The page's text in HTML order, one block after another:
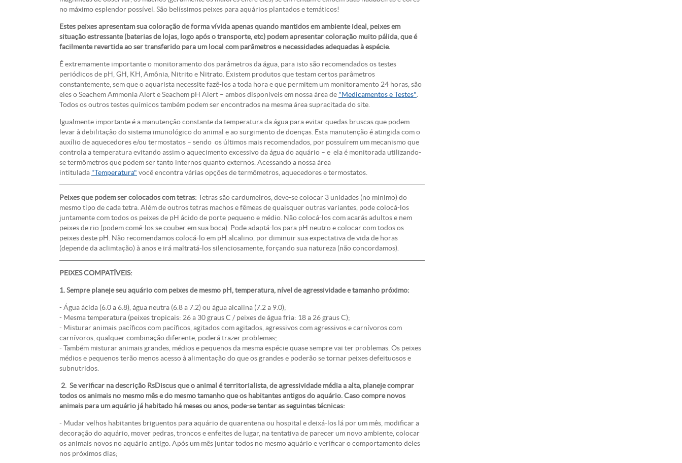
no máximo esplendor possível. São belíssimos peixes para aquários plantados e temáticos!
Estes peixes apresentam sua coloração de forma vívida apenas quando mantidos em ambiente ideal, peixes em
situação estressante (baterias de lojas, logo após o transporte, etc) podem apresentar coloração muito pálida, que é
facilmente revertida ao ser transferido para um local com parâmetros e necessidades adequadas à espécie.
É extremamente importante o monitoramento dos parâmetros da água, para isto são recomendados os testes
periódicos de pH, GH, KH, Amônia, Nitrito e Nitrato. Existem produtos que testam certos parâmetros
constantemente, sem que o aquarista necessite fazê-los a toda hora e que permitem um monitoramento 24 horas, são
eles o Seachem Ammonia Alert e Seachem pH Alert – ambos disponíveis em nossa área de "Medicamentos e Testes"
Todos os outros testes químicos também podem ser encontrados na mesma área supracitada do site.
Igualmente importante é a manutenção constante da temperatura da água para evitar quedas bruscas que podem
levar à debilitação do sistema imunológico do animal e ao surgimento de doenças. Esta manutenção é atingida com o
auxílio de aquecedores e/ou termostatos – sendo os últimos mais recomendados, por possuírem um mecanismo que
controla a temperatura evitando assim o aquecimento excessivo da água do aquário – e ela é monitorada utilizando-
se termômetros que podem ser tanto internos quanto externos. Acessando a nossa área
intitulada "Temperatura" você encontra várias opções de termômetros, aquecedores e termostatos.
Peixes que podem ser colocados com tetras: Tetras são cardumeiros, deve-se colocar 3 unidades (no mínimo) do
mesmo tipo de cada tetra. Além de outros tetras machos e fêmeas de quaisquer outras variantes, pode colocá-los
juntamente com todos os peixes de pH ácido de porte pequeno e médio. Não colocá-los com acarás adultos e nem
peixes de rio (podem comé-los se couber em sua boca). Pode adaptá-los para pH neutro e colocar com todos os
peixes deste pH. Não recomendamos colocá-lo em pH alcalino, por diminuir sua expectativa de vida de horas
(depende da aclimtação) à anos e irá maltratá-los silenciosamente, forçando sua natureza (não concordamos).
PEIXES COMPATÍVEIS:
1. Sempre planeje seu aquário com peixes de mesmo pH, temperatura, nível de agressividade e tamanho próximo:
- Água ácida (6.0 a 6.8), água neutra (6.8 a 7.2) ou água alcalina (7.2 a 9.0);
- Mesma temperatura (peixes tropicais: 26 a 30 graus C / peixes de água fria: 18 a 26 graus C);
- Misturar animais pacíficos com pacíficos, agitados com agitados, agressivos com agressivos e carnívoros com
carnívoros, qualquer combinação diferente, poderá trazer problemas;
- Também misturar animais grandes, médios e pequenos da mesma espécie quase sempre vai ter problemas. Os peixes
médios e pequenos terão menos acesso à alimentação do que os grandes e poderão se tornar peixes defeituosos e
subnutridos.
2. Se verificar na descrição RsDiscus que o animal é territorialista, de agressividade média a alta, planeje comprar
todos os animais no mesmo mês e do mesmo tamanho que os habitantes antigos do aquário. Caso compre novos
animais para um aquário já habitado há meses ou anos, pode-se tentar as seguintes técnicas:
- Mudar velhos habitantes briguentos para aquário de quarentena ou hospital e deixá-los lá por um mês, modificar a
decoração do aquário, mover pedras, troncos e enfeites de lugar, na tentativa de parecer um novo ambiente, colocar
os animais novos no aquário antigo. Após um mês juntar todos no mesmo aquário e verificar o comportamento deles
nos próximos dias;